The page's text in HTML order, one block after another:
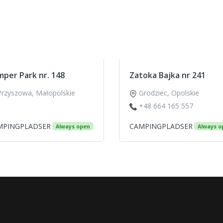
Park nr. 148
, Małopolskie
Always open
Zatoka Bajka nr 241
Grodziec, Opolskie
+48 664 165 557
CAMPINGPLADSER Always